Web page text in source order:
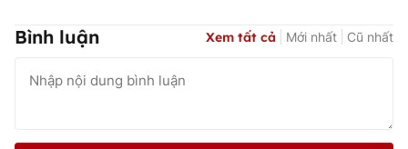
Bình luận Xem tất cả Mới nhất Cũ nhất